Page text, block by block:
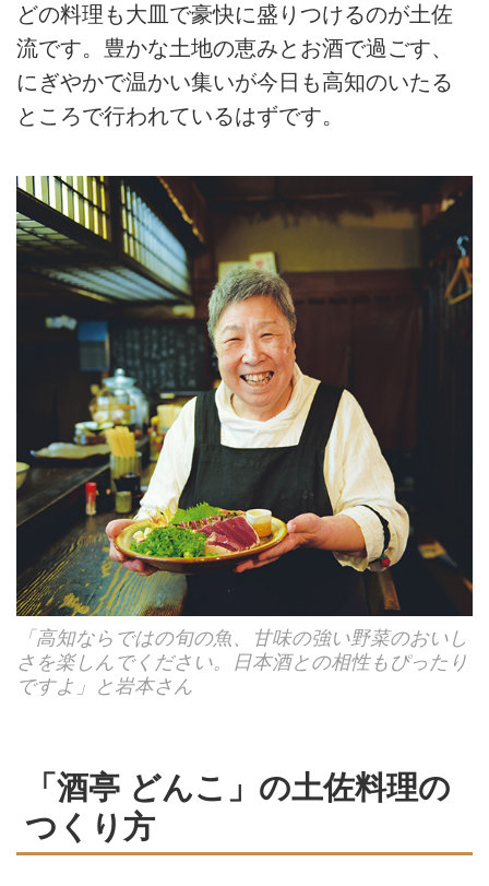
どの料理も大皿で豪快に盛りつけるのが土佐
流です。豊かな土地の恵みとお酒で過ごす、
にぎやかで温かい集いが今日も高知のいたる
ところで行われているはずです。
「高知ならではの旬の魚、甘味の強い野菜のおいし
さを楽しんでください。日本酒との相性もぴったり
ですよ」と岩本さん
「酒亭 どんこ」の土佐料理の
つくり方